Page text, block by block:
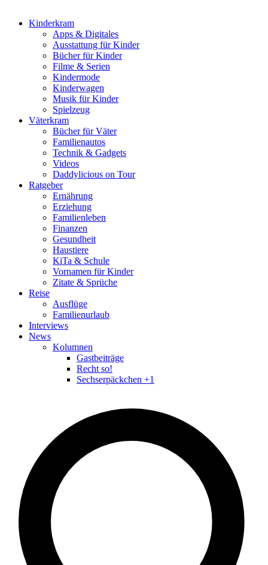
Kinderkram
Apps & Digitales
Ausstattung für Kinder
Bücher für Kinder
Filme & Serien
Kindermode
Kinderwagen
Musik für Kinder
Spielzeug
Väterkram
Bücher für Väter
Familienautos
Technik & Gadgets
Videos
Daddylicious on Tour
Ratgeber
Ernährung
Erziehung
Familienleben
Finanzen
Gesundheit
Haustiere
KiTa & Schule
Vornamen für Kinder
Zitate & Sprüche
Reise
Ausflüge
Familienurlaub
Interviews
News
Kolumnen
Gastbeiträge
Recht so!
Sechserpäckchen +1